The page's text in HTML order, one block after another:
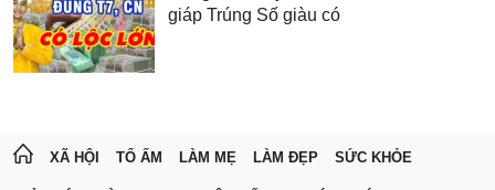
giáp Trúng Số giàu có
XÃ HỘI TỔ ẤM LÀM MẸ LÀM ĐẸP SỨC KHỎE